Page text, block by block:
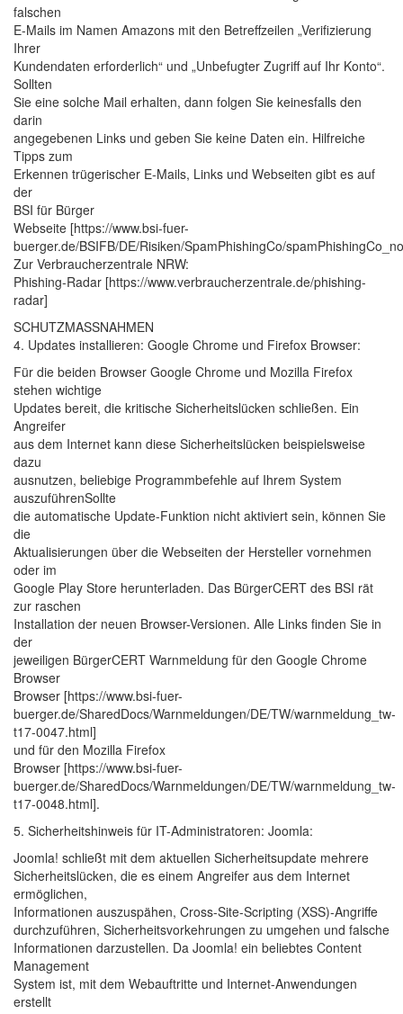
falschen
E-Mails im Namen Amazons mit den Betreffzeilen „Verifizierung
Ihrer
Kundendaten erforderlich“ und „Unbefugter Zugriff auf Ihr Konto“.
Sollten
Sie eine solche Mail erhalten, dann folgen Sie keinesfalls den
darin
angegebenen Links und geben Sie keine Daten ein. Hilfreiche
Tipps zum
Erkennen trügerischer E-Mails, Links und Webseiten gibt es auf
der
BSI für Bürger
Webseite [https://www.bsi-fuer-
buerger.de/BSIFB/DE/Risiken/SpamPhishingCo/
Zur Verbraucherzentrale NRW:
Phishing-Radar [https://www.verbraucherzentrale.de/phishing-
radar]
SCHUTZMASSNAHMEN
4. Updates installieren: Google Chrome und Firefox Browser:
Für die beiden Browser Google Chrome und Mozilla Firefox
stehen wichtige
Updates bereit, die kritische Sicherheitslücken schließen. Ein
Angreifer
aus dem Internet kann diese Sicherheitslücken beispielsweise
dazu
ausnutzen, beliebige Programmbefehle auf Ihrem System
auszuführenSollte
die automatische Update-Funktion nicht aktiviert sein, können Sie
die
Aktualisierungen über die Webseiten der Hersteller vornehmen
oder im
Google Play Store herunterladen. Das BürgerCERT des BSI rät
zur raschen
Installation der neuen Browser-Versionen. Alle Links finden Sie in
der
jeweiligen BürgerCERT Warnmeldung für den Google Chrome
Browser
Browser [https://www.bsi-fuer-
buerger.de/SharedDocs/Warnmeldungen/DE/TW/warnmeldung_tw-
t17-0047.html]
und für den Mozilla Firefox
Browser [https://www.bsi-fuer-
buerger.de/SharedDocs/Warnmeldungen/DE/TW/warnmeldung_tw-
t17-0048.html].
5. Sicherheitshinweis für IT-Administratoren: Joomla:
Joomla! schließt mit dem aktuellen Sicherheitsupdate mehrere
Sicherheitslücken, die es einem Angreifer aus dem Internet
ermöglichen,
Informationen auszuspähen, Cross-Site-Scripting (XSS)-Angriffe
durchzuführen, Sicherheitsvorkehrungen zu umgehen und falsche
Informationen darzustellen. Da Joomla! ein beliebtes Content
Management
System ist, mit dem Webauftritte und Internet-Anwendungen
erstellt